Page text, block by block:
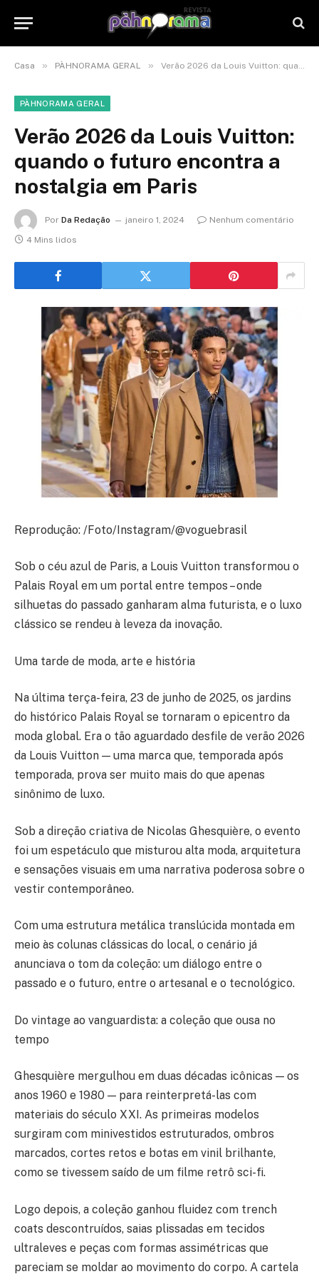
Casa » PÀHNORAMA GERAL » Verão 2026 da Louis Vuitton: quando o futuro encontra a nostalgia em Paris
PÀHNORAMA GERAL
Verão 2026 da Louis Vuitton:
quando o futuro encontra a
nostalgia em Paris
Por Da Redação janeiro 1, 2024
Nenhum comentário
4 Mins lidos
Reprodução: /Foto/Instagram/@voguebrasil
Sob o céu azul de Paris, a Louis Vuitton transformou o
Palais Royal em um portal entre tempos – onde
silhuetas do passado ganharam alma futurista, e o luxo
clássico se rendeu à leveza da inovação.
Uma tarde de moda, arte e história
Na última terça-feira, 23 de junho de 2025, os jardins
do histórico Palais Royal se tornaram o epicentro da
moda global. Era o tão aguardado desfile de verão 2026
da Louis Vuitton — uma marca que, temporada após
temporada, prova ser muito mais do que apenas
sinônimo de luxo.
Sob a direção criativa de Nicolas Ghesquière, o evento
foi um espetáculo que misturou alta moda, arquitetura
e sensações visuais em uma narrativa poderosa sobre o
vestir contemporâneo.
Com uma estrutura metálica translúcida montada em
meio às colunas clássicas do local, o cenário já
anunciava o tom da coleção: um diálogo entre o
passado e o futuro, entre o artesanal e o tecnológico.
Do vintage ao vanguardista: a coleção que ousa no
tempo
Ghesquière mergulhou em duas décadas icônicas — os
anos 1960 e 1980 — para reinterpretá-las com
materiais do século XXI. As primeiras modelos
surgiram com minivestidos estruturados, ombros
marcados, cortes retos e botas em vinil brilhante,
como se tivessem saído de um filme retrô sci-fi.
Logo depois, a coleção ganhou fluidez com trench
coats descontruídos, saias plissadas em tecidos
ultraleves e peças com formas assimétricas que
pareciam se moldar ao movimento do corpo. A cartela